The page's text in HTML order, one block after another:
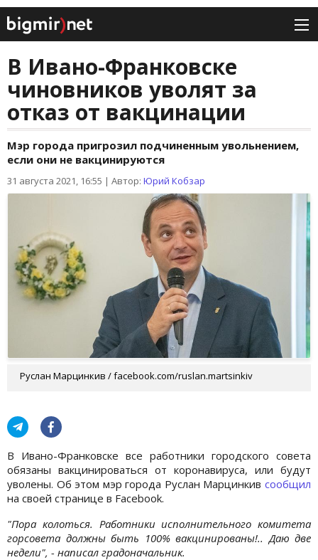
В Ивано-Франковске
чиновников уволят за
отказ от вакцинации
Мэр города пригрозил подчиненным увольнением,
если они не вакцинируются
31 августа 2021, 16:55 | Автор: Юрий Кобзар
Руслан Марцинкив / facebook.com/ruslan.martsinkiv
В Ивано-Франковске все работники городского совета
обязаны вакцинироваться от коронавируса, или будут
уволены. Об этом мэр города Руслан Марцинкив сообщил
на своей странице в Facebook.
"Пора колоться. Работники исполнительного комитета
горсовета должны быть 100% вакцинированы!.. Даю две
недели", - написал градоначальник.